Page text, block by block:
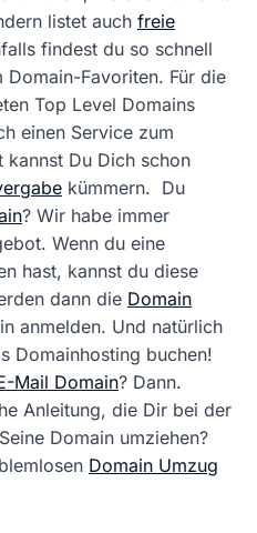
listet auch freie
findest du so schnell
Favoriten. Für die
Top Level Domains
einen Service zum
kannst Du Dich schon
kümmern. Du
? Wir habe immer
Wenn du eine
hast, kannst du diese
dann die Domain
anmelden. Und natürlich
Domainhosting buchen!
Mail Domain? Dann.
Anleitung, die Dir bei der
Domain umziehen?
Domain Umzug